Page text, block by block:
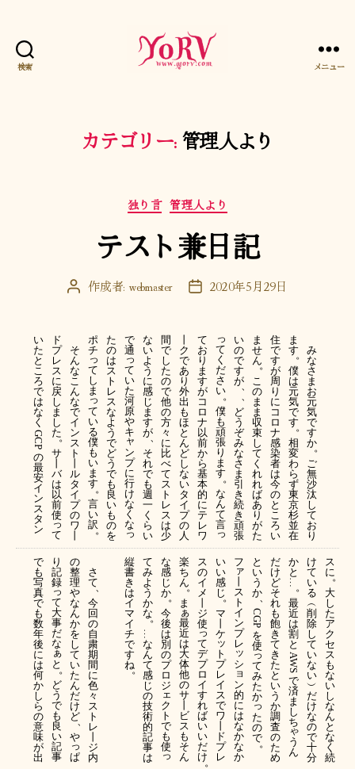
検索 メニュー
カテゴリー: 管理人より
カ
テ
ゴ
リ
独り言 管理人より
テスト兼日記
投 作成者: webmaster
投 2020年5月29日
み
な
さ
ま
お
元
気
で
す
か。
ご
無
沙
汰
し
て
お
り
ま
す。
僕
は
元
気
で
す。
相
変
わ
ら
ず
東
京
杉
並
在
住
で
す
が
周
り
に
コ
ロ
ナ
感
染
者
は
今
の
と
こ
ろ
い
ま
せ
ん。
こ
の
ま
ま
収
束
し
て
く
れ
れ
ば
あ
り
が
た
い
の
で
す
が、
、
ど
う
ぞ
み
な
さ
ま
引
き
続
き
頑
張
っ
て
く
だ
さ
い。
僕
も
頑
張
り
ま
す。
な
ん
て
言
っ
て
お
り
ま
す
が
コ
ロ
ナ
以
前
か
ら
基
本
的
に
テ
レ
ワ
丨
ク
で
あ
り
外
出
も
ほ
と
ん
ど
し
な
い
タ
イ
プ
の
人
間
で
し
た
の
で
他
の
方
々
に
比
べ
て
ス
ト
レ
ス
は
少
な
い
よ
う
に
感
じ
ま
す
が、
そ
れ
で
も
週
一
く
ら
い
で
通
っ
て
い
た
河
原
や
キ
ャ
ン
プ
に
行
け
な
く
な
っ
た
の
は
ス
ト
レ
ス
な
よ
う
で
ど
う
で
も
良
い
も
の
を
ポ
チ
っ
て
し
ま
っ
て
い
る
僕
も
い
ま
す。
言
い
訳。
そ
ん
な
こ
ん
な
で
イ
ン
ス
ト
丨
ル
タ
イ
プ
の
ワ
丨
ド
プ
レ
ス
に
戻
し
ま
し
た。
サ
丨
バ
は
以
前
使
っ
て
い
た
と
こ
ろ
で
は
な
く
GCP
の
最
安
イ
ン
ス
タ
ン
ス
に。
大
し
た
ア
ク
セ
ス
も
な
い
し
な
ん
と
な
く
続
け
て
い
る
︵
削
除
し
て
い
な
い
︶
だ
け
な
の
で
十
分
か
と
…。
最
近
は
割
と
AWS
で
済
ま
し
ち
ゃ
う
ん
だ
け
ど
そ
れ
も
飽
き
て
き
た
と
い
う
か
調
査
の
た
め
と
い
う
か、
CGP
を
使
っ
て
み
た
か
っ
た
の
で。
フ
ァ
ス
ト
イ
ン
プ
レ
ッ
シ
ョ
ン
的
に
は
な
か
な
か
い
い
感
じ。
マ
丨
ケ
ッ
ト
プ
レ
イ
ス
で
ワ
ド
プ
レ
ス
の
イ
メ
丨
ジ
使
っ
て
デ
プ
ロ
イ
す
れ
ば
い
い
だ
け。
楽
ち
ん。
ま
ぁ
最
近
は
大
体
他
の
サ
ビ
ス
も
そ
ん
な
感
じ
か。
今
後
は
別
の
プ
ロ
ジ
ェ
ク
ト
で
も
使
っ
て
み
よ
う
か
な。
…
な
ん
て
感
じ
の
技
術
的
記
事
は
縦
書
き
は
イ
マ
イ
チ
で
す
ね。
さ
て、
今
回
の
自
粛
期
間
に
色
々
ス
ト
レ
丨
ジ
内
の
整
理
や
な
ん
か
を
し
て
い
た
ん
だ
け
ど、
や
っ
ぱ
り
記
録
っ
て
大
事
だ
な
ぁ
と。
ど
う
で
も
良
い
記
事
で
も
写
真
で
も
数
年
後
に
は
何
か
し
ら
の
意
味
が
出